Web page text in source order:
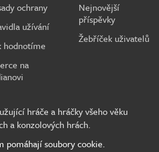
ochrany
užívání
hodnotíme
na
Nejnovější
příspěvky
Žebříček uživatelů
hráče a hráčky všeho věku
a konzolových hrách.
pomáhají soubory cookie.